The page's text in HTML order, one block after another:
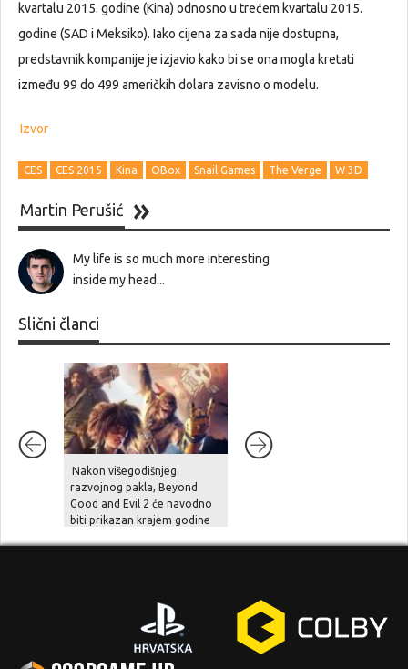
kvartalu 2015. godine (Kina) odnosno u trećem kvartalu 2015.
godine (SAD i Meksiko). Iako cijena za sada nije dostupna,
predstavnik kompanije je izjavio kako bi se ona mogla kretati
između 99 do 499 američkih dolara zavisno o modelu.
Izvor
CES CES 2015 Kina OBox Snail Games The Verge W 3D
Martin Perušić
My life is so much more interesting
inside my head...
Slični članci
Nakon višegodišnjeg
razvojnog pakla, Beyond
Good and Evil 2 će navodno
biti prikazan krajem godine